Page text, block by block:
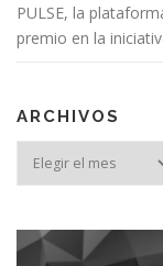
PULSE, la
premio en la
ARCHIVOS